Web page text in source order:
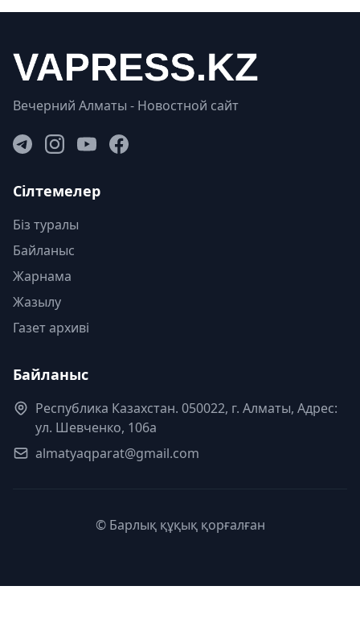
Вечерний Алматы - Новостной сайт
Сілтемелер
Біз туралы
Байланыс
Жарнама
Жазылу
Газет архиві
Байланыс
Республика Казахстан. 050022, г. Алматы, Адрес:
ул. Шевченко, 106а
almatyaqparat@gmail.com
© Барлық құқық қорғалған